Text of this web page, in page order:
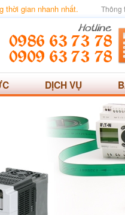
thời gian nhanh nhất. Thông
DỊCH VỤ